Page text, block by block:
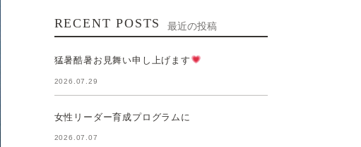
RECENT POSTS 最近の投稿
猛暑酷暑お見舞い申し上げます
2026.07.29
女性リーダー育成プログラムに
2026.07.07